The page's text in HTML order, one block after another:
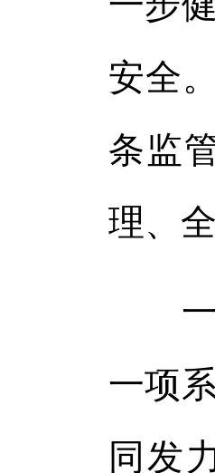
安全
条监
理、
一
一项
同发